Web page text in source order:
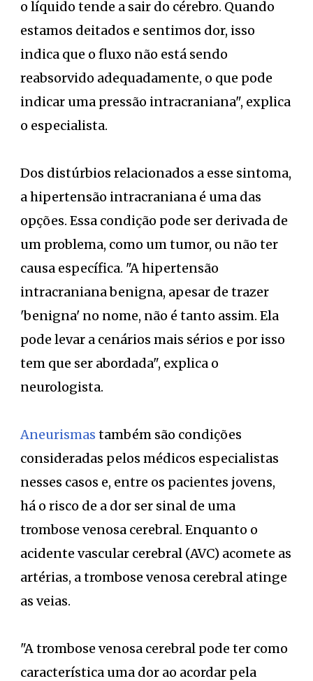
o líquido tende a sair do cérebro. Quando
estamos deitados e sentimos dor, isso
indica que o fluxo não está sendo
reabsorvido adequadamente, o que pode
indicar uma pressão intracraniana", explica
o especialista.
Dos distúrbios relacionados a esse sintoma,
a hipertensão intracraniana é uma das
opções. Essa condição pode ser derivada de
um problema, como um tumor, ou não ter
causa específica. "A hipertensão
intracraniana benigna, apesar de trazer
'benigna' no nome, não é tanto assim. Ela
pode levar a cenários mais sérios e por isso
tem que ser abordada", explica o
neurologista.
Aneurismas também são condições
consideradas pelos médicos especialistas
nesses casos e, entre os pacientes jovens,
há o risco de a dor ser sinal de uma
trombose venosa cerebral. Enquanto o
acidente vascular cerebral (AVC) acomete as
artérias, a trombose venosa cerebral atinge
as veias.
"A trombose venosa cerebral pode ter como
característica uma dor ao acordar pela